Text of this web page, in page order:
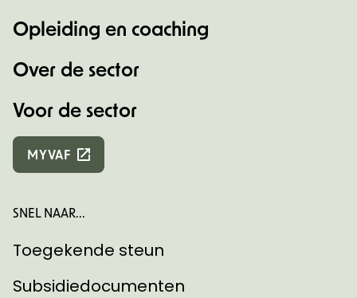
Opleiding en coaching
Over de sector
Voor de sector
MYVAF
SNEL NAAR...
Toegekende steun
Subsidiedocumenten